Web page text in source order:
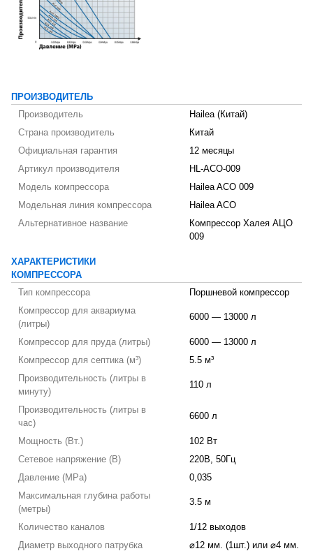
ПРОИЗВОДИТЕЛЬ
Производитель
Hailea (Китай)
Страна производитель
Китай
Официальная гарантия
12 месяцы
Артикул производителя
HL-ACO-009
Модель компрессора
Hailea ACO 009
Модельная линия компрессора
Hailea ACO
Альтернативное название
Компрессор Халея АЦО
009
ХАРАКТЕРИСТИКИ
КОМПРЕССОРА
Тип компрессора
Поршневой компрессор
Компрессор для аквариума
(литры)
6000 — 13000 л
Компрессор для пруда (литры)
6000 — 13000 л
Компрессор для септика (м³)
5.5 м³
Производительность (литры в
минуту)
110 л
Производительность (литры в
час)
6600 л
Мощность (Вт.)
102 Вт
Сетевое напряжение (В)
220В, 50Гц
Давление (MPa)
0,035
Максимальная глубина работы
(метры)
3.5 м
Количество каналов
1/12 выходов
Диаметр выходного патрубка
⌀12 мм. (1шт.) или ⌀4 мм.